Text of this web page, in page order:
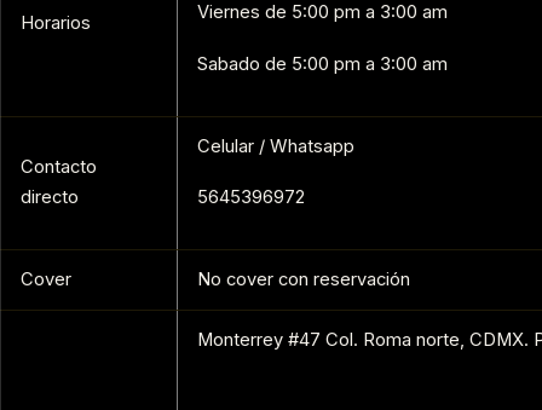
Horarios Viernes de 5:00 pm a 3:00 am
Sabado de 5:00 pm a 3:00 am
Contacto
directo
Celular / Whatsapp
5645396972
Cover No cover con reservación
Monterrey #47 Col. Roma norte, CDMX.